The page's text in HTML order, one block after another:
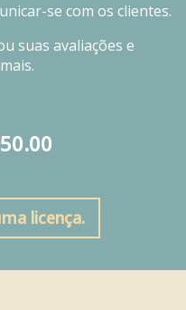
se com os clientes.
suas avaliações e
licença.